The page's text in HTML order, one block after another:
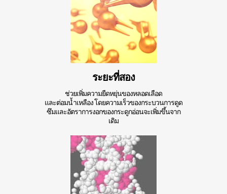
ระยะที่สอง
ช่วยเพิ่มความยืดหยุ่นของหลอดเลือด
และต่อมน้ำเหลืองโดยความเร็วของกระบวนการดูด
ซึมและอัตราการงอกของกระดูกอ่อนจะเพิ่มขึ้นจาก
เดิม